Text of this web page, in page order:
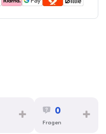
0
Fragen